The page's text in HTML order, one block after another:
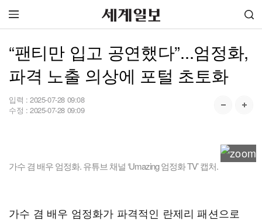
“팬티만 입고 공연했다”...엄정화,
파격 노출 의상에 포털 초토화
입력 : 2025-07-28 09:08
수정 : 2025-07-28 09:09
가수 겸 배우 엄정화. 유튜브 채널 ‘Umazing 엄정화 TV’ 캡처.
가수 겸 배우 엄정화가 파격적인 란제리 패션으로